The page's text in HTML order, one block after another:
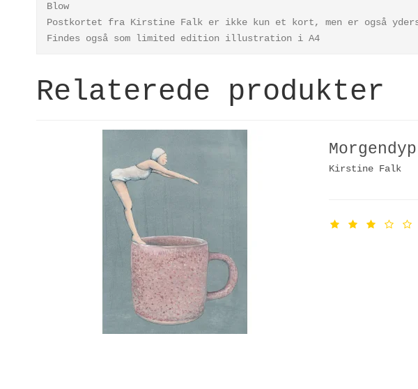
Blow
Postkortet fra Kirstine Falk er ikke kun et kort, men er også
Findes også som limited edition illustration i A4
Relaterede produkter
Kirstine Falk